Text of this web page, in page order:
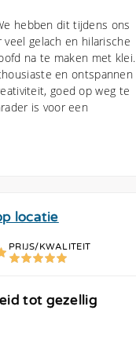
hebben dit tijdens ons
gelach en hilarische
na te maken met klei.
en ontspannen
goed op weg te
is voor een
locatie
PRIJS/KWALITEIT
tot gezellig